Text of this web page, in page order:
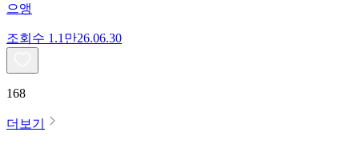
으앵
조회수 1.1만26.06.30
168
더보기